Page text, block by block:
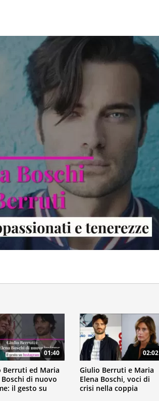
01:40
Berruti ed Maria
Boschi di nuovo
il gesto su
02:02
Giulio Berruti e Maria
Elena Boschi, voci di
crisi nella coppia